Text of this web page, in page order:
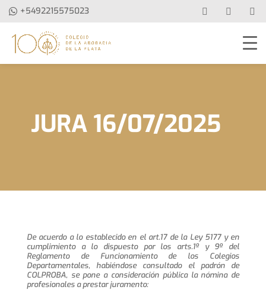
+5492215575023
JURA 16/07/2025
De acuerdo a lo establecido en el art.17 de la Ley 5177 y en
cumplimiento a lo dispuesto por los arts.1º y 9º del
Reglamento de Funcionamiento de los Colegios
Departamentales, habiéndose consultado el padrón de
COLPROBA, se pone a consideración pública la nómina de
profesionales a prestar juramento: